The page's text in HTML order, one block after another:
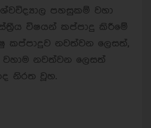
පහසුකම් වහා
විෂයන් කප්පාදු කිරීමේ
කප්පාදුව නවත්වන ලෙසත්,
නවත්වන ලෙසත්
නිරත වූහ.